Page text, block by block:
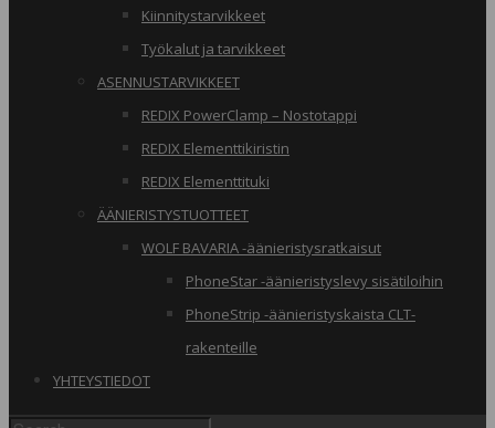
Kiinnitystarvikkeet
Työkalut ja tarvikkeet
ASENNUSTARVIKKEET
REDIX PowerClamp – Nostotappi
REDIX Elementtikiristin
REDIX Elementtituki
ÄÄNIERISTYSTUOTTEET
WOLF BAVARIA -äänieristysratkaisut
PhoneStar -äänieristyslevy sisätiloihin
PhoneStrip -äänieristyskaista CLT-
rakenteille
YHTEYSTIEDOT